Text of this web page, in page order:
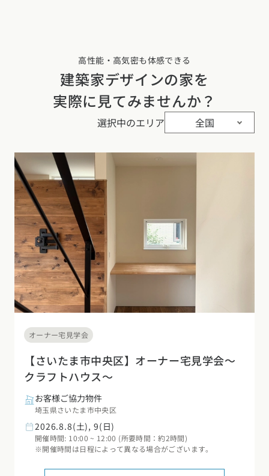
高性能・高気密も体感できる
建築家デザインの家を
実際に見てみませんか？
選択中のエリア 全国
オーナー宅見学会
【さいたま市中央区】オーナー宅見学会～
クラフトハウス～
お客様ご協力物件
埼玉県さいたま市中央区
2026.8.8(土), 9(日)
開催時間: 10:00 ~ 12:00 (所要時間：約2時間)
※開催時間は日程によって異なる場合がございます。